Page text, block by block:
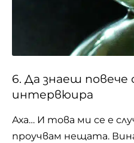
6. Да знаеш
интервюира
Аха… И това ми се е
проучвам нещата.